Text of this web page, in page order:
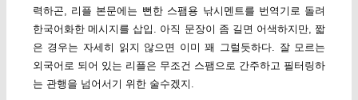
력하곤, 리플 본문에는 뻔한 스팸용 낚시멘트를 번역기로 돌려
한국어화한 메시지를 삽입. 아직 문장이 좀 길면 어색하지만, 짧
은 경우는 자세히 읽지 않으면 이미 꽤 그럴듯하다. 잘 모르는
외국어로 되어 있는 리플은 무조건 스팸으로 간주하고 필터링하
는 관행을 넘어서기 위한 술수겠지.